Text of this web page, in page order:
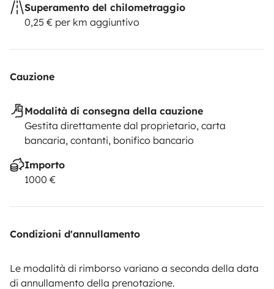
Superamento del chilometraggio
0,25 € per km aggiuntivo
Cauzione
Modalità di consegna della cauzione
Gestita direttamente dal proprietario, carta
bancaria, contanti, bonifico bancario
Importo
1000 €
Condizioni d'annullamento
Le modalità di rimborso variano a seconda della data
di annullamento della prenotazione.